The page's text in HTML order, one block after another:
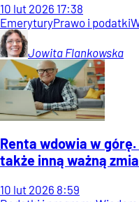
10 lut 2026 17:38
EmeryturyPrawo i podatki
Jowita Flankowska
Renta wdowia w
także inną ważną
10 lut 2026 8:59